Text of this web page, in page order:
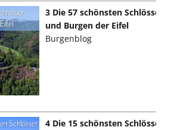
3 Die 57 schönsten Schlösser
und Burgen der Eifel
Burgenblog
4 Die 15 schönsten Schlösser